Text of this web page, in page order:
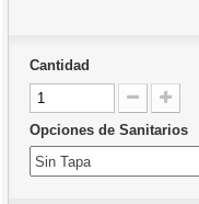
Cantidad
Opciones de Sanitarios